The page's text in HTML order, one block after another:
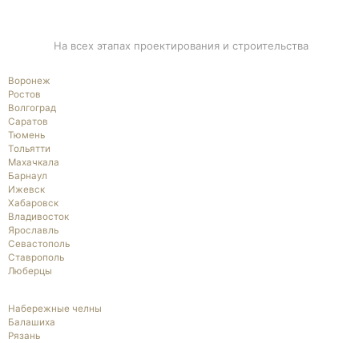
На всех этапах проектирования и строительства
Воронеж
Ростов
Волгоград
Саратов
Тюмень
Тольятти
Махачкала
Барнаул
Ижевск
Хабаровск
Владивосток
Ярославль
Севастополь
Ставрополь
Люберцы
Набережные челны
Балашиха
Рязань